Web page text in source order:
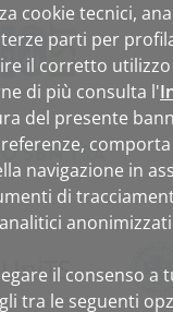
UniTS
cookie tecnici,
parti per
il corretto
di più consulta l'
del presente
comporta
navigazione in
di
il consenso a
tra le seguenti